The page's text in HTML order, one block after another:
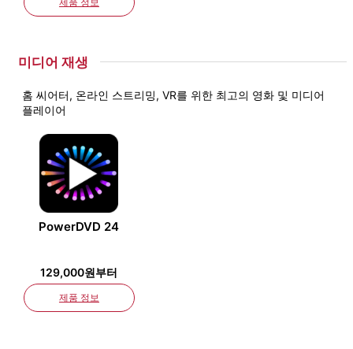
미디어 재생
홈 씨어터, 온라인 스트리밍, VR를 위한 최고의 영화 및 미디어
플레이어
PowerDVD 24
129,000원부터
제품 정보